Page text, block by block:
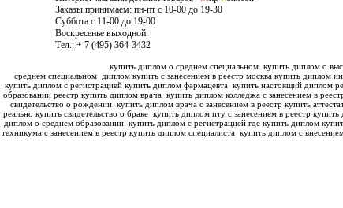
Заказы принимаем: пн-пт с 10-00 до 19-30
Суббота с 11-00 до 19-00
Воскресенье выходной.
Тел.: + 7 (495) 364-3432
купить диплом о среднем специальном купить диплом о
среднем специальном диплом купить с занесением в реестр москва купить диплом
купить диплом с регистрацией купить диплом фармацевта купить настоящий диплом
образовании реестр купить диплом врача купить диплом колледжа с занесением в
свидетельство о рождении купить диплом врача с занесением в реестр купить
реально купить свидетельство о браке купить диплом пту с занесением в реестр
диплом о среднем образовании купить диплом с регистрацией где купить диплом
техникума с занесением в реестр купить диплом специалиста купить диплом с